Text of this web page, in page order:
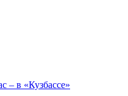
– в «Кузбассе»